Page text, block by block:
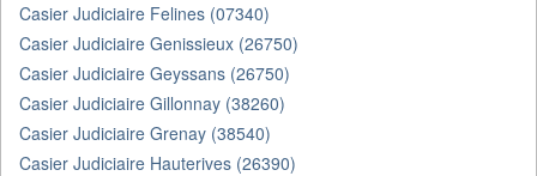
Casier Judiciaire Felines (07340)
Casier Judiciaire Genissieux (26750)
Casier Judiciaire Geyssans (26750)
Casier Judiciaire Gillonnay (38260)
Casier Judiciaire Grenay (38540)
Casier Judiciaire Hauterives (26390)